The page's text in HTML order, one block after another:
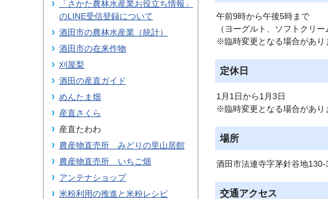
午前9時から午後5時まで
（ヨーグルト、ソフトクリ
※臨時変更となる場合があり
定休日
1月1日から1月3日
※臨時変更となる場合があり
場所
酒田市法連寺字茅針谷地130-
交通アクセス
「さかた農林水産業お役立ち情報」
のLINE受信登録について
酒田市の農林水産業（統計）
酒田市の在来作物
刈屋梨
酒田の産直ガイド
めんたま畑
産直さくら
産直たわわ
農産物直売所 みどりの里山居館
農産物直売所 いちご畑
アンテナショップ
米粉利用の推進と米粉レシピ